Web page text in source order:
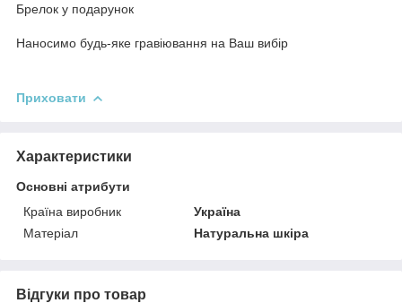
Брелок у подарунок
Наносимо будь-яке гравіювання на Ваш вибір
Приховати
Характеристики
Основні атрибути
Країна виробник
Україна
Матеріал
Натуральна шкіра
Відгуки про товар